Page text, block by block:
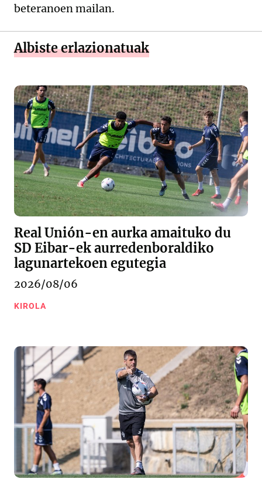
beteranoen mailan.
Albiste erlazionatuak
Real Unión-en aurka amaituko du
SD Eibar-ek aurredenboraldiko
lagunartekoen egutegia
2026/08/06
KIROLA